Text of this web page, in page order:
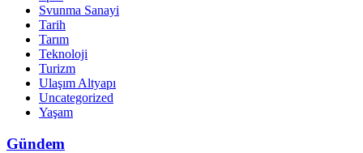
Svunma Sanayi
Tarih
Tarım
Teknoloji
Turizm
Ulaşım Altyapı
Uncategorized
Yaşam
Gündem